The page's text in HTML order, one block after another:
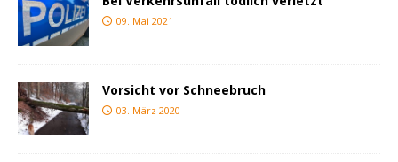
09. Mai 2021
Vorsicht vor Schneebruch
03. März 2020